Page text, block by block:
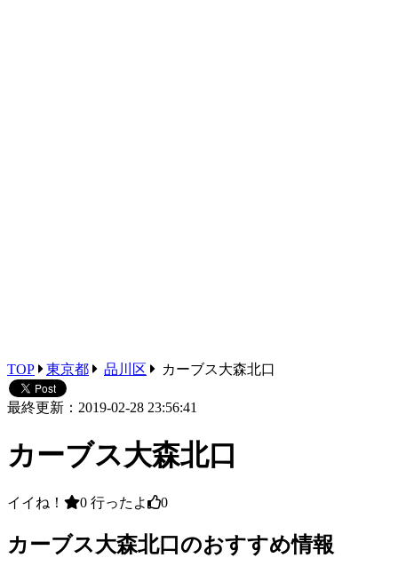
TOP 東京都 品川区 カーブス大森北口
最終更新：2019-02-28 23:56:41
カーブス大森北口
イイね！ 0 行ったよ 0
カーブス大森北口のおすすめ情報